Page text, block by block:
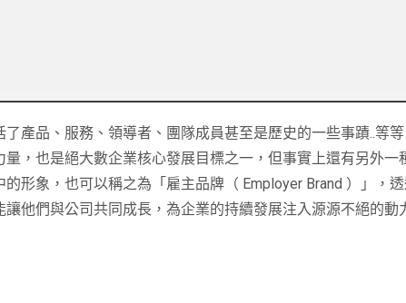
產品、服務、領導者、團隊成員甚至是歷史的一些事蹟..等
，也是絕大數企業核心發展目標之一，但事實上還有另外一
形象，也可以稱之為「雇主品牌（ Employer Brand ）」，
他們與公司共同成長，為企業的持續發展注入源源不絕的動